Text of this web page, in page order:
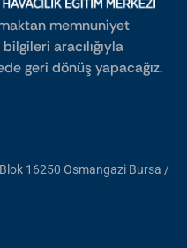
memnuniyet
aracılığıyla
geri dönüş yapacağız.
16250 Osmangazi Bursa /